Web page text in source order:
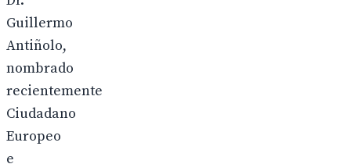
Guillermo
Antiñolo,
nombrado
recientemente
Ciudadano
Europeo
e